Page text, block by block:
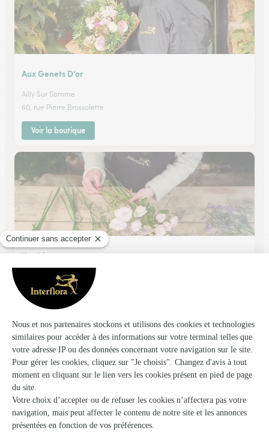
Aux Genets D’or
Ailly Sur Somme
60, rue Pierre Brossolette
Voir la boutique
Vert’tige
Vignacourt
★★★★4.7 (65)
198, rue d'Amiens
Voir la boutique